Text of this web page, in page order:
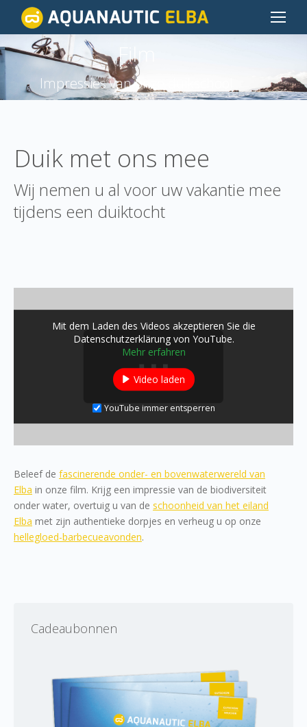
Film
Impressies van onze duikschool
Je bent hier:
Duik met ons mee
Wij nemen u al voor uw vakantie mee
tijdens een duiktocht
Mit dem Laden des Videos akzeptieren Sie die
Datenschutzerklärung von YouTube.
Mehr erfahren
Video laden
YouTube immer entsperren
Beleef de fascinerende onder- en bovenwaterwereld van
Elba in onze film. Krijg een impressie van de biodiversiteit
onder water, overtuig u van de schoonheid van het eiland
Elba met zijn authentieke dorpjes en verheug u op onze
hellegloed-barbecueavonden.
Cadeaubonnen